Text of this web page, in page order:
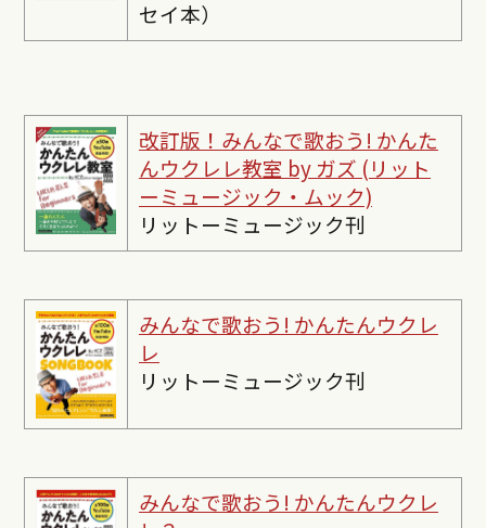
セイ本）
改訂版！みんなで歌おう! かんた
んウクレレ教室 by ガズ (リット
ーミュージック・ムック)
リットーミュージック刊
みんなで歌おう! かんたんウクレ
レ
リットーミュージック刊
みんなで歌おう! かんたんウクレ